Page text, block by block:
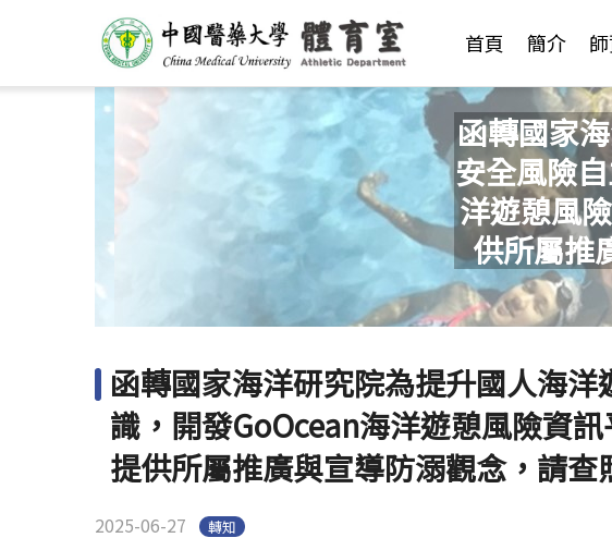
首頁 簡介
函轉國家
安全風險
洋遊憩風
供所屬推
函轉國家海洋研究院為提升國人海
識，開發GoOcean海洋遊憩風險資訊
提供所屬推廣與宣導防溺觀念，請查
2025-06-27 轉知